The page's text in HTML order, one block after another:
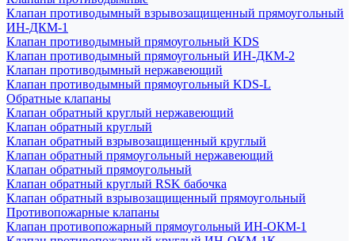
Клапан противодымный взрывозащищенный прямоугольный
ИН-ДКМ-1
Клапан противодымный прямоугольный KDS
Клапан противодымный прямоугольный ИН-ДКМ-2
Клапан противодымный нержавеющий
Клапан противодымный прямоугольный KDS-L
Обратные клапаны
Клапан обратный круглый нержавеющий
Клапан обратный круглый
Клапан обратный взрывозащищенный круглый
Клапан обратный прямоугольный нержавеющий
Клапан обратный прямоугольный
Клапан обратный круглый RSK бабочка
Клапан обратный взрывозащищенный прямоугольный
Противопожарные клапаны
Клапан противопожарный прямоугольный ИН-ОКМ-1